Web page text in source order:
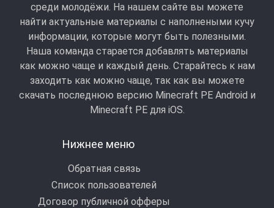
среди молодёжи. На нашем сайте вы можете
найти актуальные материалы с наполнеными кучу
информации, которые могут быть полезными.
Наша команда старается добавлять материалы
как можно чаще и каждый день. Старайтесь к нам
заходить как можно чаще, так как вы можете
скачать последнюю версию Minecraft PE Android и
Minecraft РЕ для iOS.
Нижнее меню
Обратная связь
Список пользователей
Договор публичной офферы